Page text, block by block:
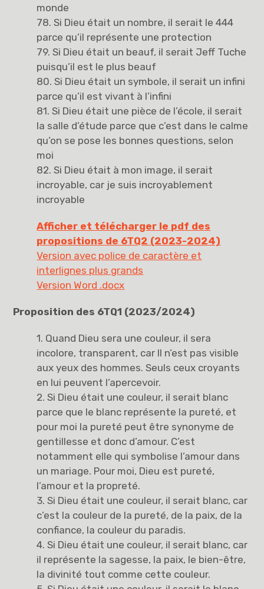
monde
78. Si Dieu était un nombre, il serait le 444
parce qu’il représente une protection
79. Si Dieu était un beauf, il serait Jeff Tuche
puisqu’il est le plus beauf
80. Si Dieu était un symbole, il serait un infini
parce qu’il est vivant à l’infini
81. Si Dieu était une pièce de l’école, il serait
la salle d’étude parce que c’est dans le calme
qu’on se pose les bonnes questions, selon
moi
82. Si Dieu était à mon image, il serait
incroyable, car je suis incroyablement
incroyable
Afficher et télécharger le pdf des
propositions de 6TQ2 (2023-2024)
Version avec police de caractère et
interlignes plus grands
Version Word .docx
Proposition des 6TQ1 (2023/2024)
1. Quand Dieu sera une couleur, il sera
incolore, transparent, car Il n’est pas visible
aux yeux des hommes. Seuls ceux croyants
en lui peuvent l’apercevoir.
2. Si Dieu était une couleur, il serait blanc
parce que le blanc représente la pureté, et
pour moi la pureté peut être synonyme de
gentillesse et donc d’amour. C’est
notamment elle qui symbolise l’amour dans
un mariage. Pour moi, Dieu est pureté,
l’amour et la propreté.
3. Si Dieu était une couleur, il serait blanc, car
c’est la couleur de la pureté, de la paix, de la
confiance, la couleur du paradis.
4. Si Dieu était une couleur, il serait blanc, car
il représente la sagesse, la paix, le bien-être,
la divinité tout comme cette couleur.